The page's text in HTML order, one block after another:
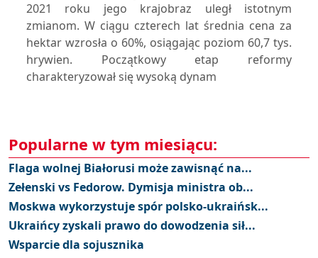
2021 roku jego krajobraz uległ istotnym
zmianom. W ciągu czterech lat średnia cena za
hektar wzrosła o 60%, osiągając poziom 60,7 tys.
hrywien. Początkowy etap reformy
charakteryzował się wysoką dynam
Popularne w tym miesiącu:
Flaga wolnej Białorusi może zawisnąć na...
Zełenski vs Fedorow. Dymisja ministra ob...
Moskwa wykorzystuje spór polsko-ukraińsk...
Ukraińcy zyskali prawo do dowodzenia sił...
Wsparcie dla sojusznika